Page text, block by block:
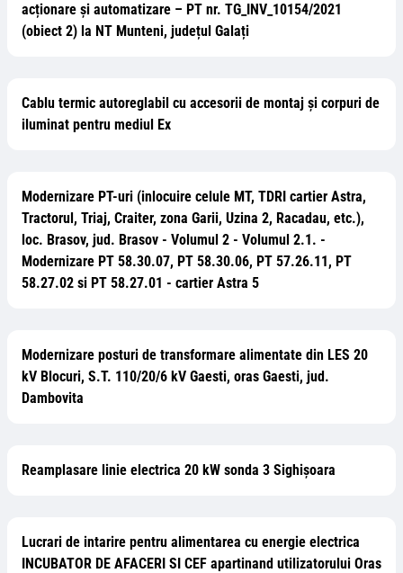
acționare și automatizare – PT nr. TG_INV_10154/2021
(obiect 2) la NT Munteni, județul Galați
Cablu termic autoreglabil cu accesorii de montaj și corpuri de
iluminat pentru mediul Ex
Modernizare PT-uri (inlocuire celule MT, TDRI cartier Astra,
Tractorul, Triaj, Craiter, zona Garii, Uzina 2, Racadau, etc.),
loc. Brasov, jud. Brasov - Volumul 2 - Volumul 2.1. -
Modernizare PT 58.30.07, PT 58.30.06, PT 57.26.11, PT
58.27.02 si PT 58.27.01 - cartier Astra 5
Modernizare posturi de transformare alimentate din LES 20
kV Blocuri, S.T. 110/20/6 kV Gaesti, oras Gaesti, jud.
Dambovita
Reamplasare linie electrica 20 kW sonda 3 Sighișoara
Lucrari de intarire pentru alimentarea cu energie electrica
INCUBATOR DE AFACERI SI CEF apartinand utilizatorului Oras